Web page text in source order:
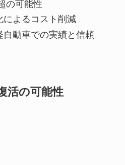
の可能性
によるコスト削減
自動車での実績と信頼
活の可能性